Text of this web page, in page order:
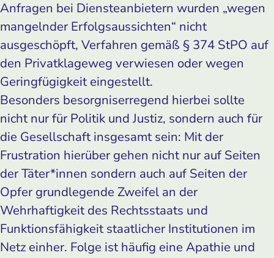
Anfragen bei Diensteanbietern wurden „wegen
mangelnder Erfolgsaussichten“ nicht
ausgeschöpft, Verfahren gemäß § 374 StPO auf
den Privatklageweg verwiesen oder wegen
Geringfügigkeit eingestellt.
Besonders besorgniserregend hierbei sollte
nicht nur für Politik und Justiz, sondern auch für
die Gesellschaft insgesamt sein: Mit der
Frustration hierüber gehen nicht nur auf Seiten
der Täter*innen sondern auch auf Seiten der
Opfer grundlegende Zweifel an der
Wehrhaftigkeit des Rechtsstaats und
Funktionsfähigkeit staatlicher Institutionen im
Netz einher. Folge ist häufig eine Apathie und